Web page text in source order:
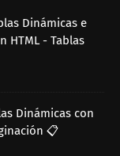
Dinámicas e
HTML - Tablas
Dinámicas con
📋